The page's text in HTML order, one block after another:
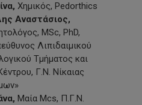
Χημικός, Pedorthics
Αναστάσιος,
MSc, PhD,
Λιπιδαιμικού
Τμήματος και
Γ.Ν. Νίκαιας
Μαία Mcs, Π.Γ.Ν.